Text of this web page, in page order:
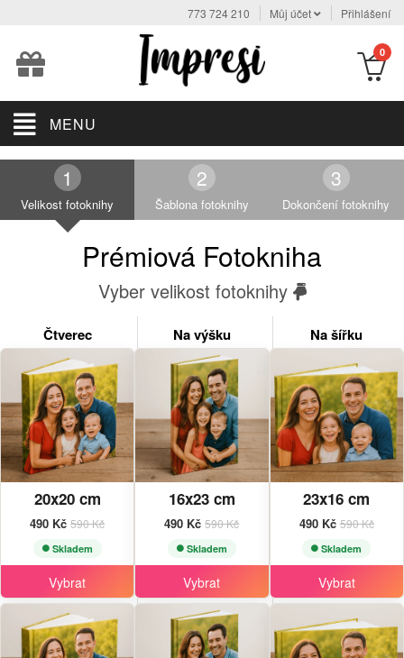
773 724 210 Můj účet Přihlášení
0
MENU
Velikost fotoknihy Šablona fotoknihy Dokončení fotoknihy
Prémiová Fotokniha
Vyber velikost fotoknihy
Čtverec
20x20 cm
490 Kč590 Kč
Skladem
Vybrat
Na výšku
16x23 cm
490 Kč590 Kč
Skladem
Vybrat
Na šířku
23x16 cm
490 Kč 590 Kč
Skladem
Vybrat